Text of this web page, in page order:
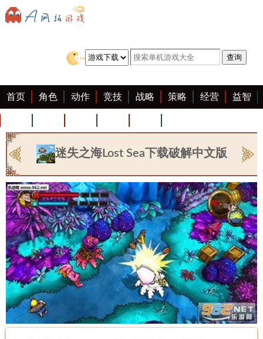
首页 角色 动作 竞技 战略 策略 经营 益智
迷失之海Lost Sea下载破解中文版